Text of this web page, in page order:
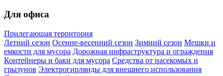
Для офиса
Прилегающая территория
Летний сезон Осенне-весенний сезон Зимний сезон Мешки и
емкости для мусора Дорожная инфраструктура и ограждения
Контейнеры и баки для мусора Средства от насекомых и
грызунов Электрогирлянды для внешнего использования